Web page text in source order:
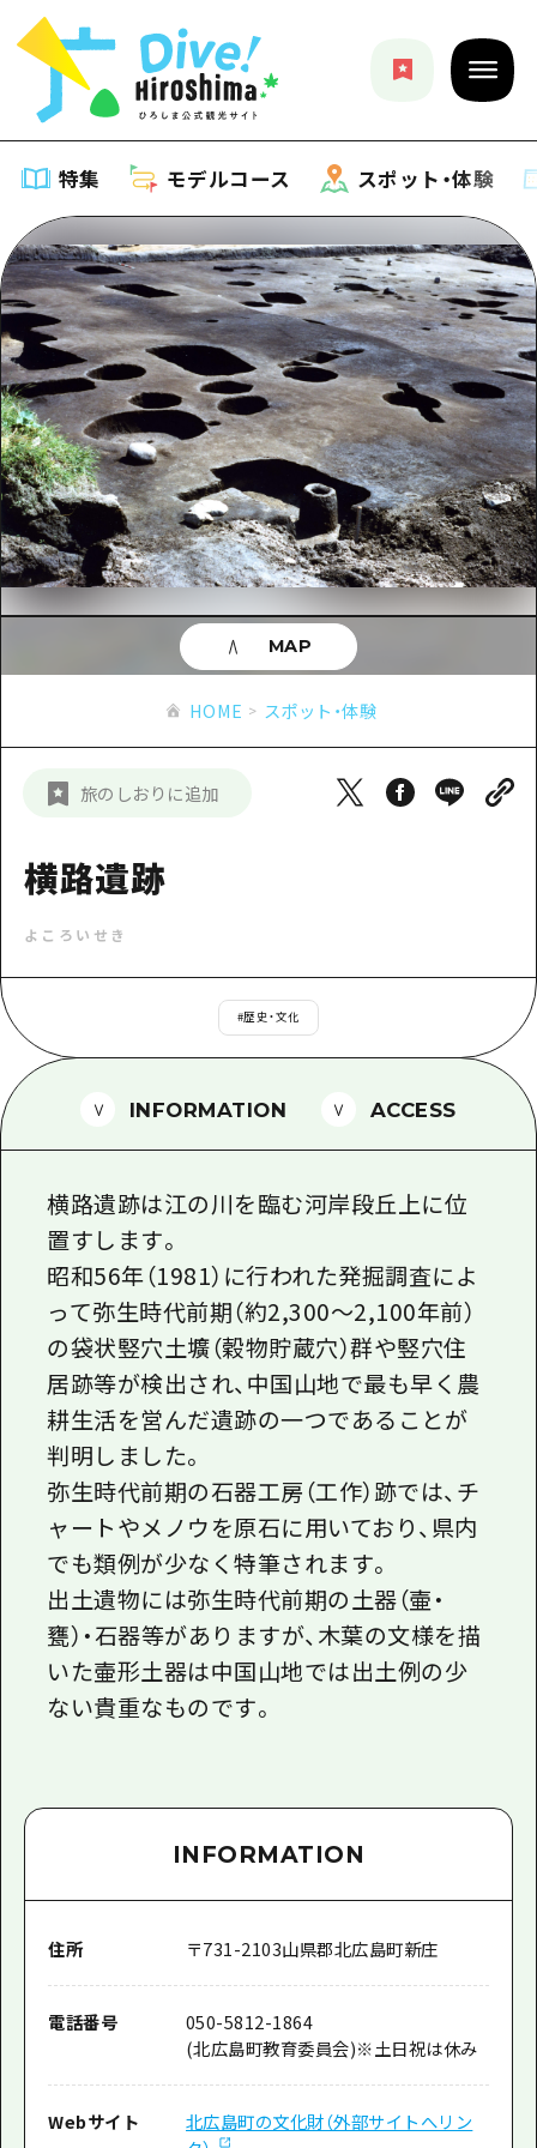
特集 モデルコース スポット・体験
特集
特集一覧
おすすめ
アート
イベント・祭り
グルメ・酒
サイクリング
ショッピング
スポーツ
ナイトライフ
定番
モデルコース
モデルコース一覧
Dive! Hiroshima 公式ガイド
広島もしもトラベル
あたらしい非日常
広島市周辺
安芸
備北
芸北
山口県東部
日帰り
2泊3日
スポット・体験
スポット・体験一覧
広島市周辺
安芸
備後
備北
芸北
山口県東部
イベント
旬情報
お役立ち情報
お役立ち情報一覧
アクセス
お得な周遊チケット
HIROSHIMA FREE Wi-Fi
観光案内所
広島県を訪れる外国人旅行者向け情報一
ボランティアガイド
ユニバーサルツーリズム
ガイドブック
広島県の魅力を動画でご紹介！
よくあるご質問
メディア掲載情報
フォトダウンロード
関連リンク
新着情報
事業者・学校関係者の皆さま
HOME スポット・体験
旅のしおりに追加
横路遺跡
よころいせき
#歴史・文化
MAP
INFORMATION ACCESS
横路遺跡は江の川を臨む河岸段丘上に位
置すします。
昭和56年（1981）に行われた発掘調査によ
って弥生時代前期（約2,300～2,100年前）
の袋状竪穴土壙（穀物貯蔵穴）群や竪穴住
居跡等が検出され、中国山地で最も早く農
耕生活を営んだ遺跡の一つであることが
判明しました。
弥生時代前期の石器工房（工作）跡では、チ
ャートやメノウを原石に用いており、県内
でも類例が少なく特筆されます。
出土遺物には弥生時代前期の土器（壷・
甕）・石器等がありますが、木葉の文様を描
いた壷形土器は中国山地では出土例の少
ない貴重なものです。
INFORMATION
住所 〒731-2103山県郡北広島町新庄
電話番号
050-5812-1864
(北広島町教育委員会)※土日祝は休み
Webサイト
北広島町の文化財（外部サイトへリン